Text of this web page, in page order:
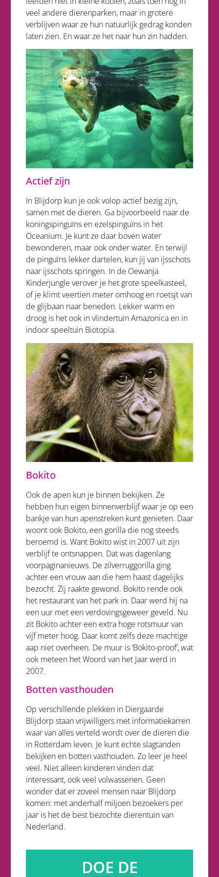
veel andere dierenparken, maar in grotere
verblijven waar ze hun natuurlijk gedrag konden
laten zien. En waar ze het naar hun zin hadden.
Actief zijn
In Blijdorp kun je ook volop actief bezig zijn,
samen met de dieren. Ga bijvoorbeeld naar de
koningspinguïns en ezelspinguïns in het
Oceanium. Je kunt ze daar boven water
bewonderen, maar ook onder water. En terwijl
de pinguïns lekker dartelen, kun jij van ijsschots
naar ijsschots springen. In de Oewanja
Kinderjungle verover je het grote speelkasteel,
of je klimt veertien meter omhoog en roetsjt van
de glijbaan naar beneden. Lekker warm en
droog is het ook in vlindertuin Amazonica en in
indoor speeltuin Biotopia.
Bokito
Ook de apen kun je binnen bekijken. Ze
hebben hun eigen binnenverblijf waar je op een
bankje van hun apenstreken kunt genieten. Daar
woont ook Bokito, een gorilla die nog steeds
beroemd is. Want Bokito wist in 2007 uit zijn
verblijf te ontsnappen. Dat was dagenlang
voorpaginanieuws. De zilverruggorilla ging
achter een vrouw aan die hem haast dagelijks
bezocht. Zij raakte gewond. Bokito rende ook
het restaurant van het park in. Daar werd hij na
een uur met een verdovingsgeweer geveld. Nu
zit Bokito achter een extra hoge rotsmuur van
vijf meter hoog. Daar komt zelfs deze machtige
aap niet overheen. De muur is ‘Bokito-proof’, wat
ook meteen het Woord van het Jaar werd in
2007.
Botten vasthouden
Op verschillende plekken in Diergaarde
Blijdorp staan vrijwilligers met informatiekarren
waar van alles verteld wordt over de dieren die
in Rotterdam leven. Je kunt echte slagtanden
bekijken en botten vasthouden. Zo leer je heel
veel. Niet alleen kinderen vinden dat
interessant, ook veel volwassenen. Geen
wonder dat er zoveel mensen naar Blijdorp
komen: met anderhalf miljoen bezoekers per
jaar is het de best bezochte dierentuin van
Nederland.
DOE DE